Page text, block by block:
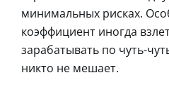
минимальных рисках.
коэффициент иногда
зарабатывать по чуть-
никто не мешает.